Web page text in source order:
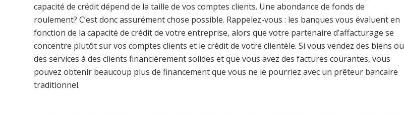
capacité de crédit dépend de la taille de vos comptes clients. Une abondance de fonds de
roulement? C’est donc assurément chose possible. Rappelez-vous : les banques vous évaluent en
fonction de la capacité de crédit de votre entreprise, alors que votre partenaire d’affacturage se
concentre plutôt sur vos comptes clients et le crédit de votre clientèle. Si vous vendez des biens ou
des services à des clients financièrement solides et que vous avez des factures courantes, vous
pouvez obtenir beaucoup plus de financement que vous ne le pourriez avec un prêteur bancaire
traditionnel.